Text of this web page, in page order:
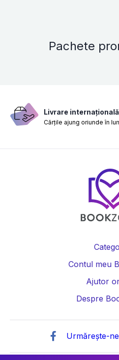
Pachete
Livrare internațională
Cărțile ajung oriunde în
Contul meu
Ajutor
Despre
Urmărește-